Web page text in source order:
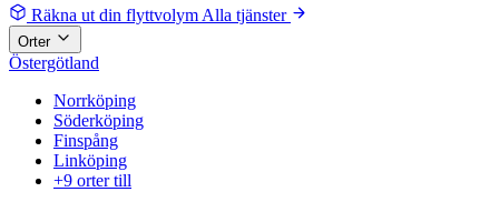
Räkna ut din flyttvolym Alla tjänster
Orter
Östergötland
Norrköping
Söderköping
Finspång
Linköping
+9 orter till